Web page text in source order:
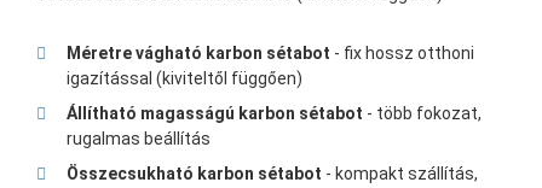
Méretre vágható karbon sétabot - fix hossz otthoni
igazítással (kiviteltől függően)
Állítható magasságú karbon sétabot - több fokozat,
rugalmas beállítás
Összecsukható karbon sétabot - kompakt szállítás,